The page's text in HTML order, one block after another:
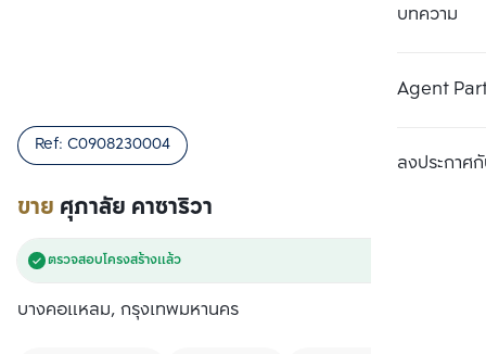
บทความ
Agent
ลงประกาศกั
ขาย ศุภาลัย คาซาริวา
Ref: C0908230004
ตรวจสอบโครงสร้างแล้ว
บางคอแหลม, กรุงเทพมหานคร
เปรียบเทียบ